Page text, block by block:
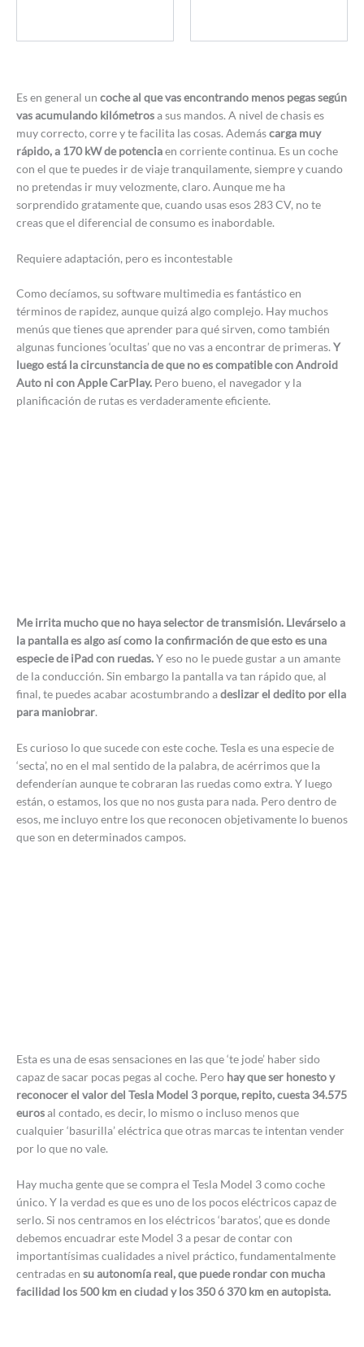
Es en general un coche al que vas encontrando menos pegas según
vas acumulando kilómetrosa sus mandos. A nivel de chasis es
muy correcto, corre y te facilita las cosas. Ademáscarga muy
rápido, a 170 kW de potenciaen corriente continua. Es un coche
con el que te puedes ir de viaje tranquilamente, siempre y cuando
no pretendas ir muy velozmente, claro. Aunque me ha
sorprendido gratamente que, cuando usas esos 283 CV, no te
creas que el diferencial de consumo es inabordable.
Requiere adaptación, pero es incontestable
Como decíamos, su software multimedia es fantástico en
términos de rapidez, aunque quizá algo complejo. Hay muchos
menús que tienes que aprender para qué sirven, como también
algunas funciones ‘ocultas’ que no vas a encontrar de primeras. Y
luego está la circunstancia de que no es compatible con Android
Auto ni con Apple CarPlay. Pero bueno, el navegador y la
planificación de rutas es verdaderamente eficiente.
Me irrita mucho que no haya selector de transmisión. Llevárselo a
la pantalla es algo así como la confirmación de que esto es una
especie de iPad con ruedas.Y eso no le puede gustar a un amante
de la conducción. Sin embargo la pantalla va tan rápido que, al
final, te puedes acabar acostumbrando adeslizar el dedito por ella
para maniobrar.
Es curioso lo que sucede con este coche. Tesla es una especie de
‘secta’, no en el mal sentido de la palabra, de acérrimos que la
defenderían aunque te cobraran las ruedas como extra. Y luego
están, o estamos, los que no nos gusta para nada. Pero dentro de
esos, me incluyo entre los que reconocen objetivamente lo buenos
que son en determinados campos.
Esta es una de esas sensaciones en las que ‘te jode’ haber sido
capaz de sacar pocas pegas al coche. Pero hay que ser honesto y
reconocer el valor del Tesla Model 3 porque, repito, cuesta 34.575
eurosal contado, es decir, lo mismo o incluso menos que
cualquier ‘basurilla’ eléctrica que otras marcas te intentan vender
por lo que no vale.
Hay mucha gente que se compra el Tesla Model 3 como coche
único. Y la verdad es que es uno de los pocos eléctricos capaz de
serlo. Si nos centramos en los eléctricos ‘baratos’, que es donde
debemos encuadrar este Model 3 a pesar de contar con
importantísimas cualidades a nivel práctico, fundamentalmente
centradas en su autonomía real, que puede rondar con mucha
facilidad los 500 km en ciudad y los 350 ó 370 km en autopista.